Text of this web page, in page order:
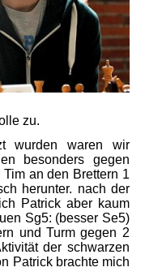
zu.
wurden waren wir
besonders gegen
an den Brettern 1
herunter. nach der
Patrick aber kaum
Sg5: (besser Se5)
und Turm gegen 2
der schwarzen
Patrick brachte mich